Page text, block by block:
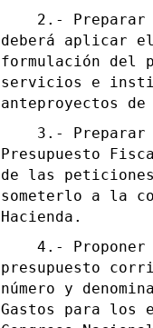
2.- Preparar
deberá aplicar
formulación del
servicios e
anteproyectos de
3.- Preparar
Presupuesto
de las
someterlo a la
Hacienda.
4.- Proponer
presupuesto
número y
Gastos para los